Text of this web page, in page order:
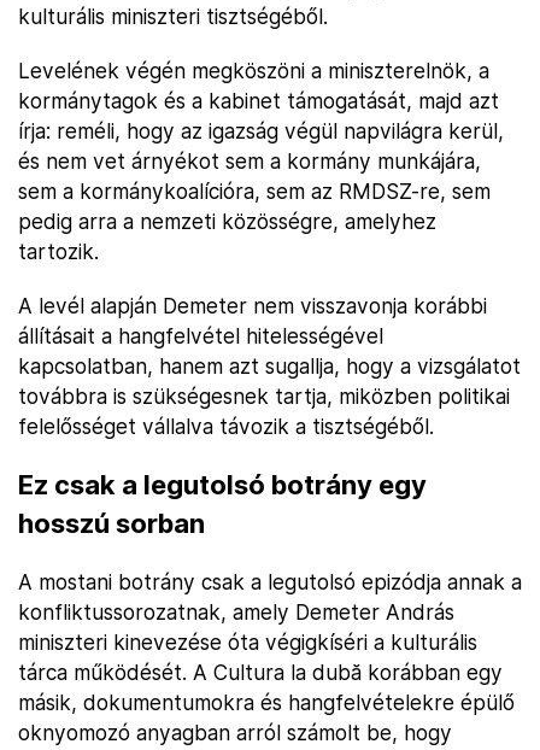
kulturális miniszteri tisztségéből.
Levelének végén megköszöni a miniszterelnök, a
kormánytagok és a kabinet támogatását, majd azt
írja: reméli, hogy az igazság végül napvilágra kerül,
és nem vet árnyékot sem a kormány munkájára,
sem a kormánykoalícióra, sem az RMDSZ-re, sem
pedig arra a nemzeti közösségre, amelyhez
tartozik.
A levél alapján Demeter nem visszavonja korábbi
állításait a hangfelvétel hitelességével
kapcsolatban, hanem azt sugallja, hogy a vizsgálatot
továbbra is szükségesnek tartja, miközben politikai
felelősséget vállalva távozik a tisztségéből.
Ez csak a legutolsó botrány egy
hosszú sorban
A mostani botrány csak a legutolsó epizódja annak a
konfliktussorozatnak, amely Demeter András
miniszteri kinevezése óta végigkíséri a kulturális
tárca működését. A Cultura la dubă korábban egy
másik, dokumentumokra és hangfelvételekre épülő
oknyomozó anyagban arról számolt be, hogy